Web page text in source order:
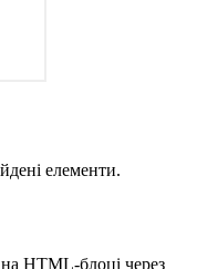
елементи.
на HTML-блоці через